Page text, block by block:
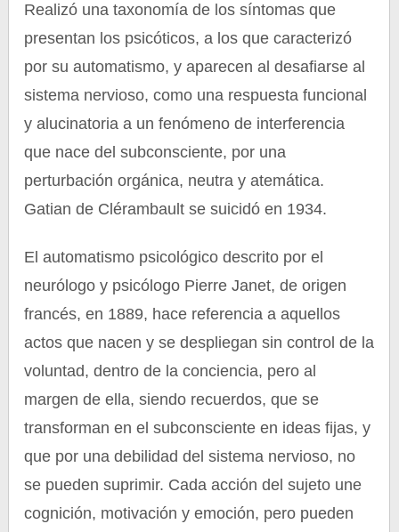
Realizó una taxonomía de los síntomas que
presentan los psicóticos, a los que caracterizó
por su automatismo, y aparecen al desafiarse al
sistema nervioso, como una respuesta funcional
y alucinatoria a un fenómeno de interferencia
que nace del subconsciente, por una
perturbación orgánica, neutra y atemática.
Gatian de Clérambault se suicidó en 1934.
El automatismo psicológico descrito por el
neurólogo y psicólogo Pierre Janet, de origen
francés, en 1889, hace referencia a aquellos
actos que nacen y se despliegan sin control de la
voluntad, dentro de la conciencia, pero al
margen de ella, siendo recuerdos, que se
transforman en el subconsciente en ideas fijas, y
que por una debilidad del sistema nervioso, no
se pueden suprimir. Cada acción del sujeto une
cognición, motivación y emoción, pero pueden